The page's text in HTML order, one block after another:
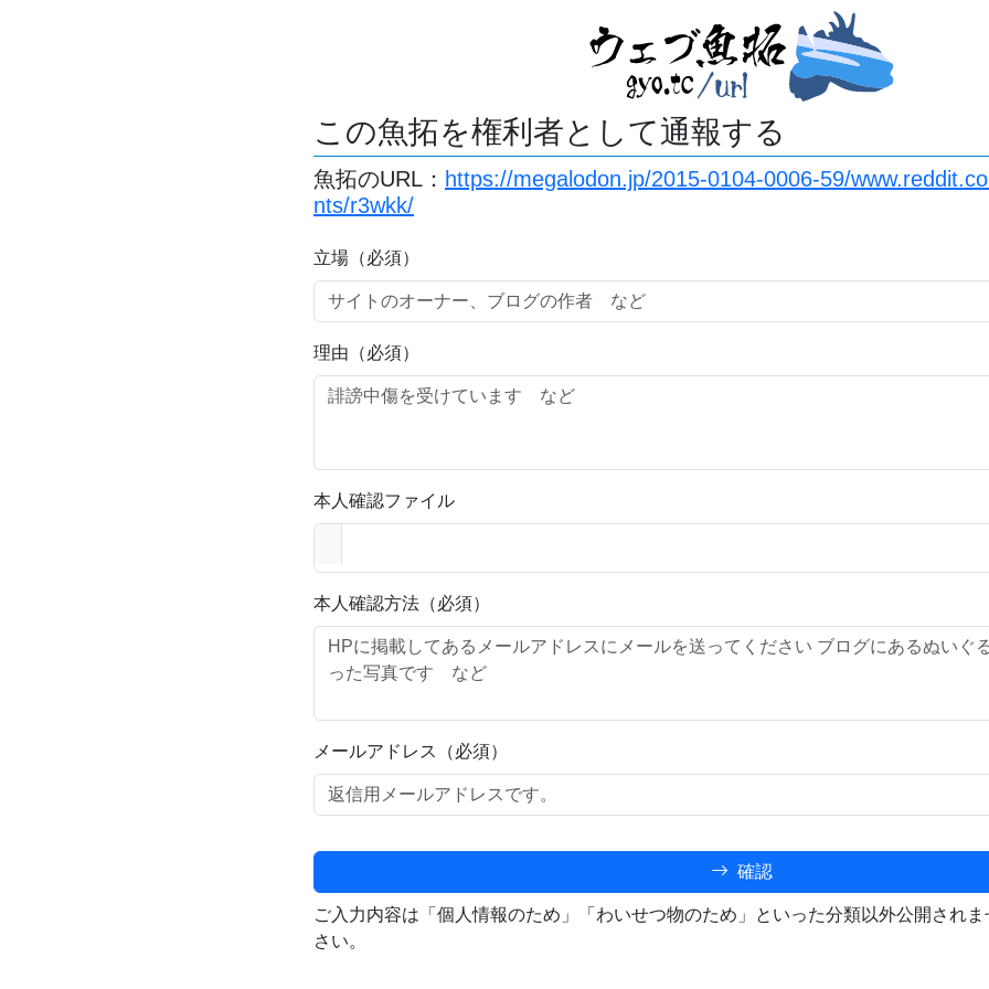
この魚拓を権利者として通報する
魚拓のURL： https://megalodon.jp/2015-0104-0006-59/
nts/r3wkk/
立場（必須）
理由（必須）
本人確認ファイル
本人確認方法（必須）
メールアドレス（必須）
確認
ご入力内容は「個人情報のため」「わいせつ物のため」といった分類以外公開され
さい。